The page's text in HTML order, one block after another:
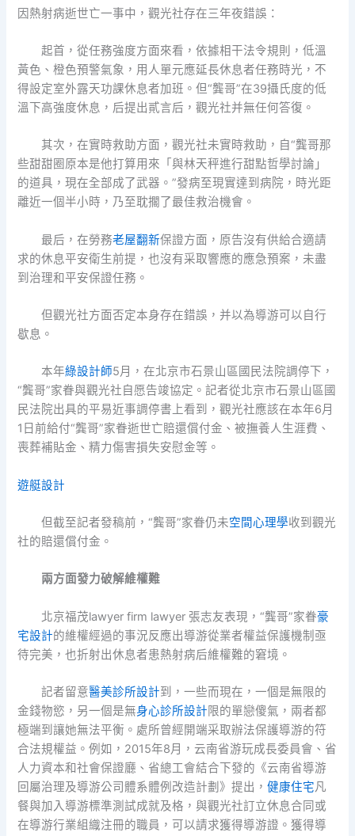
因熱射病逝世亡一事中，觀光社存在三年夜錯誤：
起首，從任務強度方面來看，依據相干法令規則，低溫
黃色、橙色預警氣象，用人單元應延長休息者任務時光，不
得設定室外露天功課休息者加班。但“龔哥”在39攝氏度的低
溫下高強度休息，后提出貳言后，觀光社并無任何答復。
其次，在實時救助方面，觀光社未實時救助，自“龔哥那
些甜甜圈原本是他打算用來「與林天秤進行甜點哲學討論」
的道具，現在全部成了武器。”發病至現實達到病院，時光距
離近一個半小時，乃至耽擱了最佳救治機會。
最后，在勞務老屋翻新保證方面，原告沒有供給合適請
求的休息平安衛生前提，也沒有采取響應的應急預案，未盡
到治理和平安保證任務。
但觀光社方面否定本身存在錯誤，并以為導游可以自行
歇息。
本年綠設計師5月，在北京市石景山區國民法院調停下，
“龔哥”家眷與觀光社自愿告竣協定。記者從北京市石景山區國
民法院出具的平易近事調停書上看到，觀光社應該在本年6月
1日前給付“龔哥”家眷逝世亡賠還償付金、被撫養人生涯費、
喪葬補貼金、精力傷害損失安慰金等。
遊艇設計
但截至記者發稿前，“龔哥”家眷仍未空間心理學收到觀光
社的賠還償付金。
兩方面發力破解維權難
北京福茂lawyer firm lawyer 張志友表現，“龔哥”家眷豪
宅設計的維權經過的事況反應出導游從業者權益保護機制亟
待完美，也折射出休息者患熱射病后維權難的窘境。
記者留意醫美診所設計到，一些而現在，一個是無限的
金錢物慾，另一個是無身心診所設計限的單戀傻氣，兩者都
極端到讓她無法平衡。處所曾經開端采取辦法保護導游的符
合法規權益。例如，2015年8月，云南省游玩成長委員會、省
人力資本和社會保證廳、省總工會結合下發的《云南省導游
回屬治理及導游公司體系體例改造計劃》提出，健康住宅凡
餐與加入導游標準測試成就及格，與觀光社訂立休息合同或
在導游行業組織注冊的職員，可以請求獲得導游證。獲得導